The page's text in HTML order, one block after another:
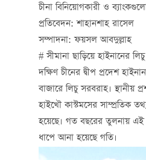
চীনা বিনিয়োগকারী ও
প্রতিবেদন: শাহানশাহ রাসেল
সম্পাদনা: ফয়সল আবদুল্লাহ
# সীমানা ছাড়িয়ে হাইনানের লিচু
দক্ষিণ চীনের দ্বীপ প্রদেশ
বাজারে লিচু সরবরাহ। স্থানীয়
হাইখৌ কাস্টমসের সাম্প্রতিক
হয়েছে। গত বছরের তুলনায় এই
ধাপে আনা হয়েছে গতি।